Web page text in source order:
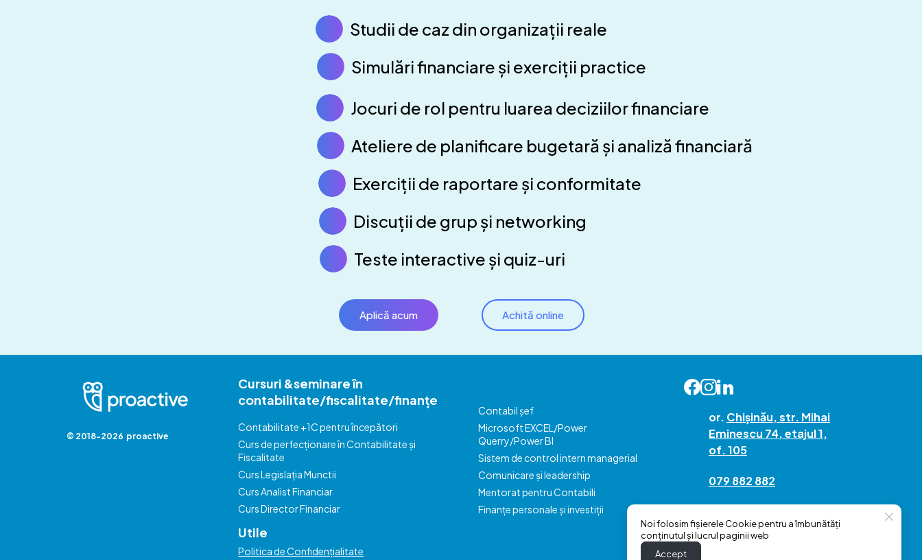
Studii de caz din organizații reale
Simulări financiare și exerciții practice
Jocuri de rol pentru luarea deciziilor financiare
Ateliere de planificare bugetară și analiză financiară
Exerciții de raportare și conformitate
Discuții de grup și networking
Teste interactive și quiz-uri
Achită online
Aplică acum
© 2018-2026 proactive
Cursuri &seminare în
contabilitate/fiscalitate/finanțe
Contabilitate +1C pentru începători
Curs de perfecționare în Contabilitate și
Fiscalitate
Curs Legislația Munctii
Curs Analist Financiar
Curs Director Financiar
Utile
Politica de Confidențialitate
Contabil șef
Microsoft EXCEL/Power
Querry/Power BI
Sistem de control intern managerial
Comunicare și leadership
Mentorat pentru Contabili
Finanțe personale și investiții
or. Chișinău, str. Mihai
Eminescu 74, etajul 1,
of. 105
079 882 882
Noi folosim fișierele Cookie pentru a îmbunătăți
conținutul și lucrul paginii web
Accept